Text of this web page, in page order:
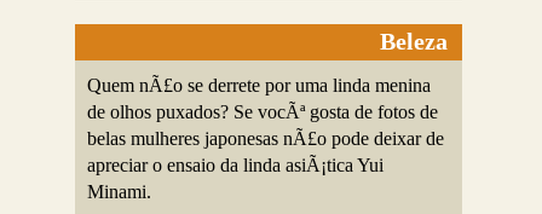
Beleza
Quem nÃ£o se derrete por uma linda menina
de olhos puxados? Se vocÃª gosta de fotos de
belas mulheres japonesas nÃ£o pode deixar de
apreciar o ensaio da linda asiÃ¡tica Yui
Minami.